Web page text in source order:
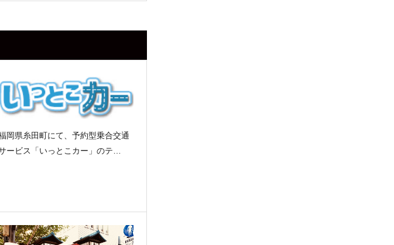
岡県糸田町にて、予約型乗合交通
ービス「いっとこカー」のテ…